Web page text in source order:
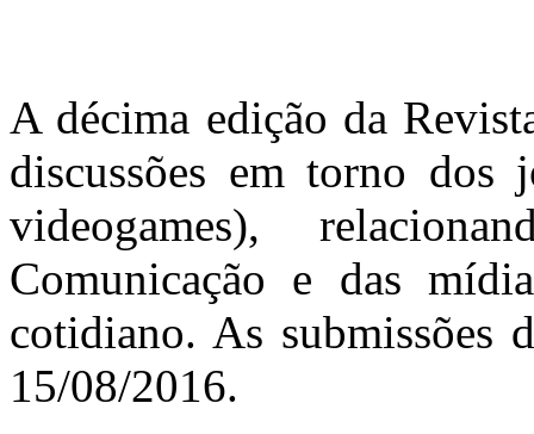
A décima edição da
discussões em torno dos
videogames),
Comunicação e das
cotidiano. As submissões
15/08/2016.